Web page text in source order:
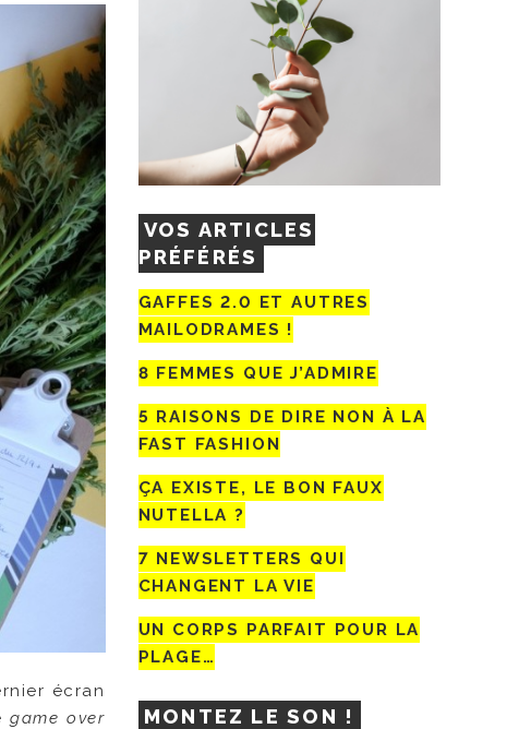
écran
game over
VOS ARTICLES
PRÉFÉRÉS
GAFFES 2.0 ET AUTRES
MAILODRAMES !
8 FEMMES QUE J’ADMIRE
5 RAISONS DE DIRE NON À LA
FAST FASHION
ÇA EXISTE, LE BON FAUX
NUTELLA ?
7 NEWSLETTERS QUI
CHANGENT LA VIE
UN CORPS PARFAIT POUR LA
PLAGE…
MONTEZ LE SON !